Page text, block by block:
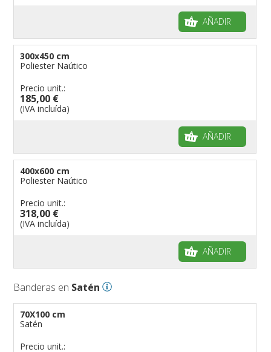
AÑADIR
300x450 cm
Poliester Naútico
Precio unit.:
185,00 €
(IVA incluída)
AÑADIR
400x600 cm
Poliester Naútico
Precio unit.:
318,00 €
(IVA incluída)
AÑADIR
Banderas en Satén
70X100 cm
Satén
Precio unit.: